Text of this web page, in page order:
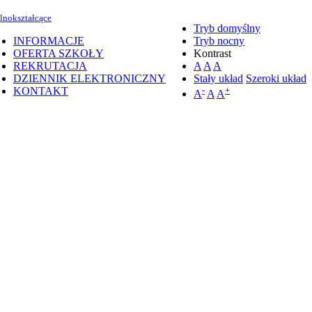
Tryb domyślny
Tryb nocny
Kontrast
A A A
Stały układ Szeroki układ
A- A A+
INFORMACJE
OFERTA SZKOŁY
REKRUTACJA
DZIENNIK ELEKTRONICZNY
KONTAKT